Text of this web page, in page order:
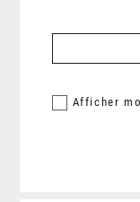
Afficher